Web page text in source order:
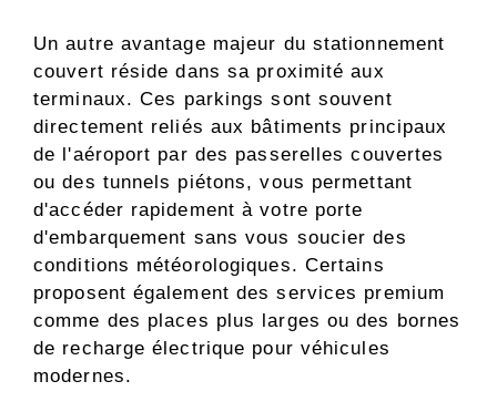
Un autre avantage majeur du stationnement
couvert réside dans sa proximité aux
terminaux. Ces parkings sont souvent
directement reliés aux bâtiments principaux
de l'aéroport par des passerelles couvertes
ou des tunnels piétons, vous permettant
d'accéder rapidement à votre porte
d'embarquement sans vous soucier des
conditions météorologiques. Certains
proposent également des services premium
comme des places plus larges ou des bornes
de recharge électrique pour véhicules
modernes.